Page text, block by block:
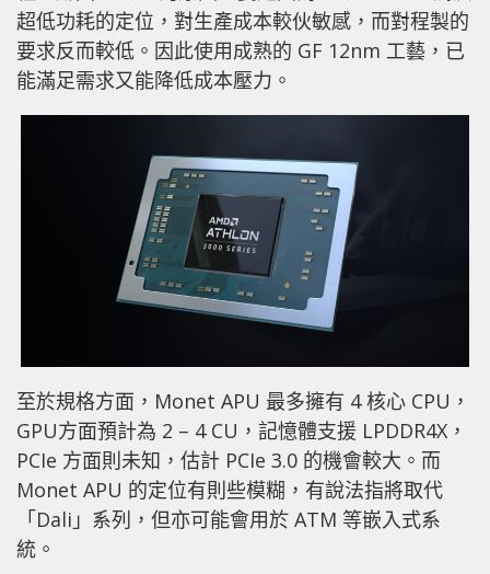
超低功耗的定位，對生產成本較伙敏感，而對程製的
要求反而較低。因此使用成熟的 GF 12nm 工藝，已
能滿足需求又能降低成本壓力。
至於規格方面，Monet APU 最多擁有 4 核心 CPU，
GPU方面預計為 2 – 4 CU，記憶體支援 LPDDR4X，
PCIe 方面則未知，估計 PCIe 3.0 的機會較大。而
Monet APU 的定位有則些模糊，有說法指將取代
「Dali」系列，但亦可能會用於 ATM 等嵌入式系
統。